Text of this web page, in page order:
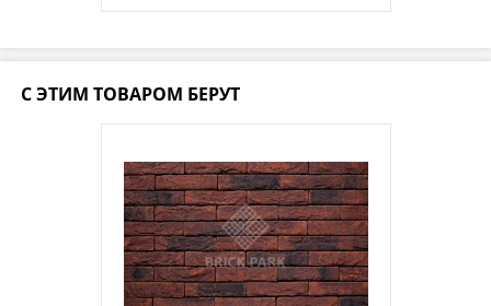
С ЭТИМ ТОВАРОМ БЕРУТ